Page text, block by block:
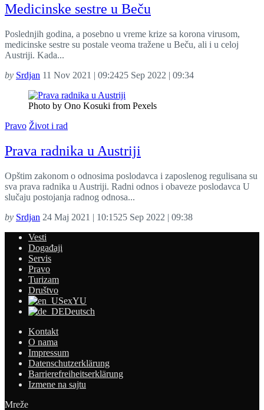
Medicinske sestre u Beču
Poslednjih godina, a posebno u vreme krize sa korona virusom,
medicinske sestre su postale veoma tražene u Beču, ali i u celoj
Austriji. Kada...
by Srdjan 11 Nov 2021 | 09:2425 Sep 2022 | 09:34
Photo by Ono Kosuki from Pexels
Pravo Život i rad
Prava radnika u Austriji
Opštim zakonom o odnosima poslodavca i zaposlenog regulisana su
sva prava radnika u Austriji. Radni odnos i obaveze poslodavca U
slučaju postojanja radnog odnosa...
by Srdjan 24 Maj 2021 | 10:1525 Sep 2022 | 09:38
Vesti
Događaji
Servis
Pravo
Turizam
Društvo
exYU
Deutsch
Kontakt
O nama
Impressum
Datenschutzerklärung
Barrierefreiheitserklärung
Izmene na sajtu
Mreže